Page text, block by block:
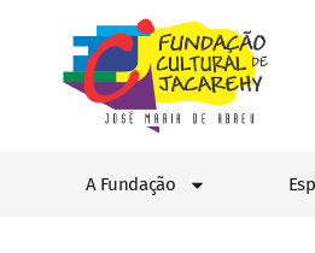
A Fundação